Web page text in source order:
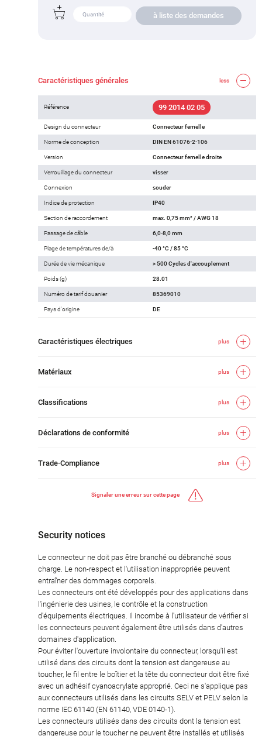
à liste des demandes
Caractéristiques générales less
Référence 99 2014 02 05
Design du connecteur Connecteur femelle
Norme de conception DIN EN 61076-2-106
Version Connecteur femelle droite
Verrouillage du connecteur visser
Connexion souder
Indice de protection IP40
Section de raccordement max. 0,75 mm² / AWG 18
Passage de câble 6,0-8,0 mm
Plage de températures de/à -40 °C / 85 °C
Durée de vie mécanique > 500 Cycles d'accouplement
Poids (g) 28.01
Numéro de tarif douanier 85369010
Pays d'origine DE
Caractéristiques électriques plus
Matériaux plus
Classifications plus
Déclarations de conformité plus
Trade-Compliance plus
Signaler une erreur sur cette page
Security notices
Le connecteur ne doit pas être branché ou débranché sous
charge. Le non-respect et l'utilisation inappropriée peuvent
entraîner des dommages corporels.
Les connecteurs ont été développés pour des applications dans
l'ingénierie des usines, le contrôle et la construction
d'équipements électriques. Il incombe à l'utilisateur de vérifier si
les connecteurs peuvent également être utilisés dans d'autres
domaines d'application.
Pour éviter l'ouverture involontaire du connecteur, lorsqu'il est
utilisé dans des circuits dont la tension est dangereuse au
toucher, le fil entre le boîtier et la tête du connecteur doit être fixé
avec un adhésif cyanoacrylate approprié. Ceci ne s'applique pas
aux connecteurs utilisés dans les circuits SELV et PELV selon la
norme IEC 61140 (EN 61140, VDE 0140-1).
Les connecteurs utilisés dans des circuits dont la tension est
dangereuse pour le toucher ne peuvent être installés et utilisés